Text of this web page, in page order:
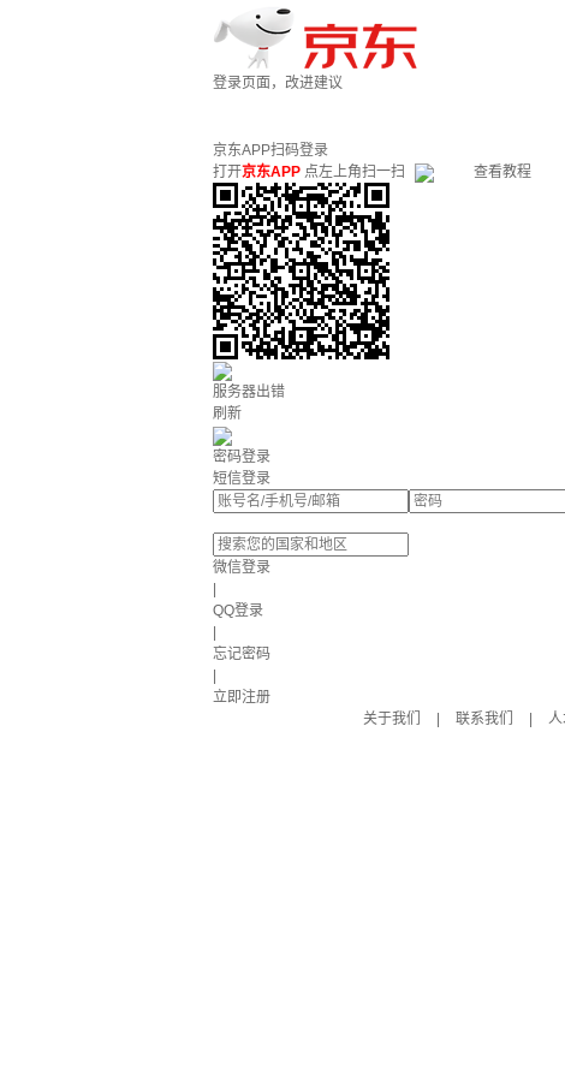
登录页面，改进建议
京东APP扫码登录
打开京东APP 点左上角扫一扫 查看教程
服务器出错
刷新
密码登录
短信登录
微信登录
QQ登录
忘记密码
立即注册
关于我们
联系我们